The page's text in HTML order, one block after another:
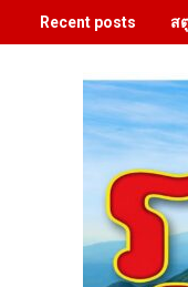
Recent posts ส